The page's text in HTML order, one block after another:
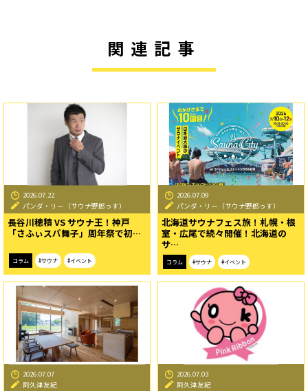
関連記事
2026.07.22
パンダ・リー（サウナ野郎っす）
長谷川穂積 VS サウナ王！神戸
「さふぃスパ舞子」周年祭で初…
コラム #サウナ #イベント
2026.07.09
パンダ・リー（サウナ野郎っす）
北海道サウナフェス旅！札幌・根
室・広尾で続々開催！北海道の
サ…
コラム #サウナ #イベント
2026.07.07
阿久津友紀
2026.07.03
阿久津友紀